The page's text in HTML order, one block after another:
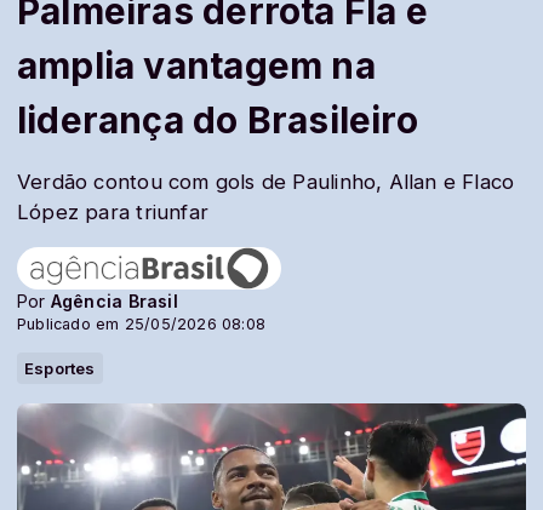
Palmeiras derrota Fla e
amplia vantagem na
liderança do Brasileiro
Verdão contou com gols de Paulinho, Allan e Flaco
López para triunfar
Por Agência Brasil
Publicado em 25/05/2026 08:08
Esportes